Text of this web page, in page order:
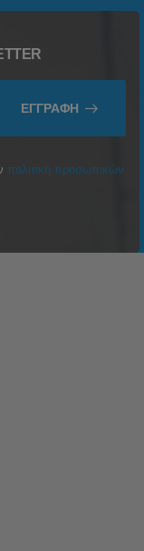
ΕΓΓΡΑΦΉ
πολιτική προσωπικών